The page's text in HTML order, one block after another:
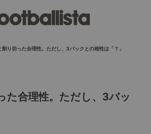
り切った合理性。ただし、3バックとの相性は「？」
た合理性。ただし、3バッ